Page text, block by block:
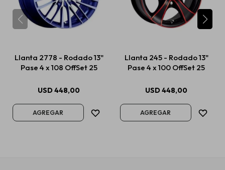
Llanta 2778 - Rodado 13"
Pase 4 x 108 OffSet 25
USD448,00
Llanta 245 - Rodado 13"
Pase 4 x 100 OffSet 25
USD448,00